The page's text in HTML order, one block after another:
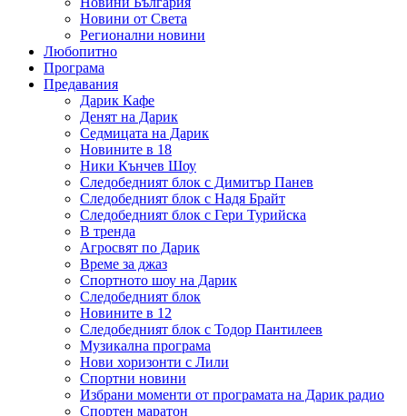
Новини от Света
Регионални новини
Любопитно
Програма
Предавания
Дарик Кафе
Денят на Дарик
Седмицата на Дарик
Новините в 18
Ники Кънчев Шоу
Следобедният блок с Димитър Панев
Следобедният блок с Надя Брайт
Следобедният блок с Гери Турийска
В тренда
Агросвят по Дарик
Време за джаз
Спортното шоу на Дарик
Следобедният блок
Новините в 12
Следобедният блок с Тодор Пантилеев
Музикална програма
Нови хоризонти с Лили
Спортни новини
Избрани моменти от програмата на Дарик радио
Спортен маратон